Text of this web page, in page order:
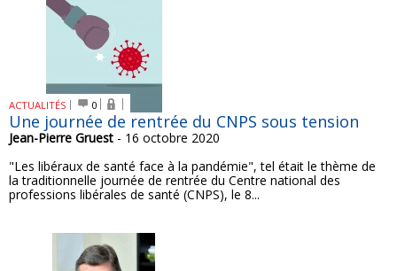
ACTUALITÉS 0
Une journée de rentrée du CNPS sous tension
Jean-Pierre Gruest - 16 octobre 2020
"Les libéraux de santé face à la pandémie", tel était le thème de
la traditionnelle journée de rentrée du Centre national des
professions libérales de santé (CNPS), le 8...